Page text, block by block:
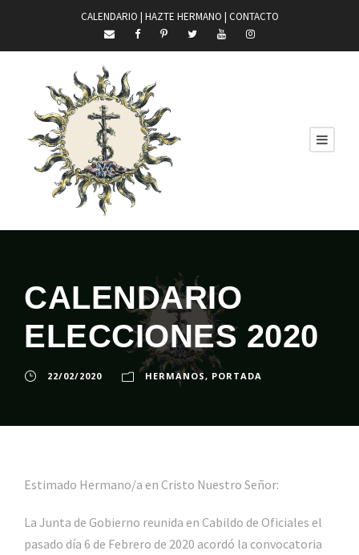
CALENDARIO | HAZTE HERMANO | CONTACTO
CALENDARIO
ELECCIONES 2020
22/02/2020 HERMANOS, PORTADA
Estimado Hermano/a en Cristo Nuestro Señor:
La Junta de Gobierno reunida en Cabildo de Oficiales el
pasado día 6 de Febrero de 2020 acordó la convocatoria